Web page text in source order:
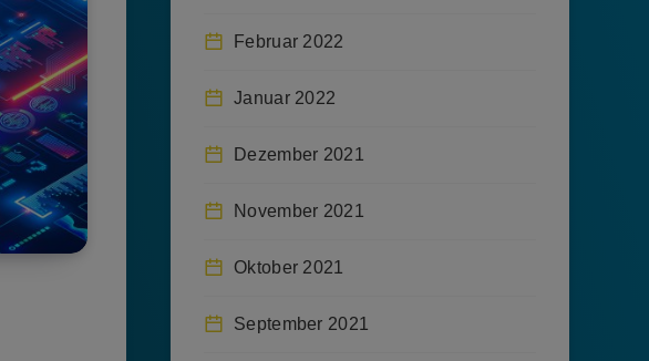
Februar 2022
Januar 2022
Dezember 2021
November 2021
Oktober 2021
September 2021